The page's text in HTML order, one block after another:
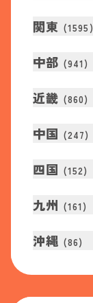
関東 (1595 )
中部 (941 )
近畿 (860)
中国 (247)
四国 (152)
九州 (161 )
沖縄 (86)